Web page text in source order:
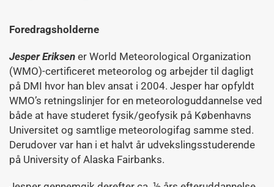
Foredragsholderne
Jesper Eriksen er World Meteorological Organization
(WMO)-certificeret meteorolog og arbejder til dagligt
på DMI hvor han blev ansat i 2004. Jesper har opfyldt
WMO’s retningslinjer for en meteorologuddannelse ved
både at have studeret fysik/geofysik på Københavns
Universitet og samtlige meteorologifag samme sted.
Derudover var han i et halvt år udvekslingsstuderende
på University of Alaska Fairbanks.